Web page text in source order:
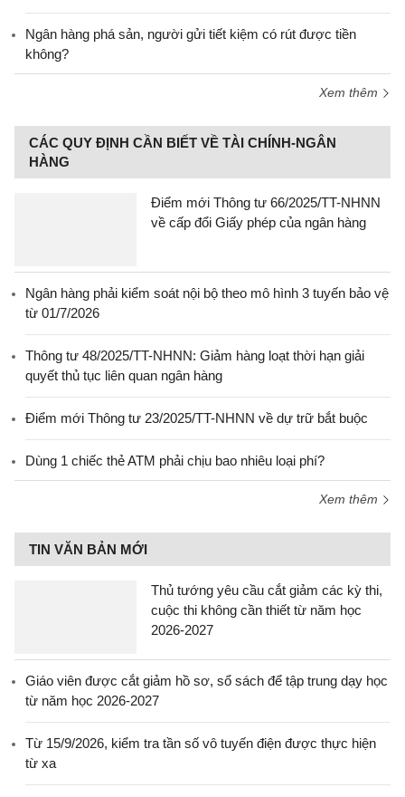
Ngân hàng phá sản, người gửi tiết kiệm có rút được tiền
không?
Xem thêm
CÁC QUY ĐỊNH CẦN BIẾT VỀ TÀI CHÍNH-NGÂN
HÀNG
Điểm mới Thông tư 66/2025/TT-NHNN
về cấp đổi Giấy phép của ngân hàng
Ngân hàng phải kiểm soát nội bộ theo mô hình 3 tuyến bảo vệ
từ 01/7/2026
Thông tư 48/2025/TT-NHNN: Giảm hàng loạt thời hạn giải
quyết thủ tục liên quan ngân hàng
Điểm mới Thông tư 23/2025/TT-NHNN về dự trữ bắt buộc
Dùng 1 chiếc thẻ ATM phải chịu bao nhiêu loại phí?
Xem thêm
TIN VĂN BẢN MỚI
Thủ tướng yêu cầu cắt giảm các kỳ thi,
cuộc thi không cần thiết từ năm học
2026-2027
Giáo viên được cắt giảm hồ sơ, sổ sách để tập trung dạy học
từ năm học 2026-2027
Từ 15/9/2026, kiểm tra tần số vô tuyến điện được thực hiện
từ xa